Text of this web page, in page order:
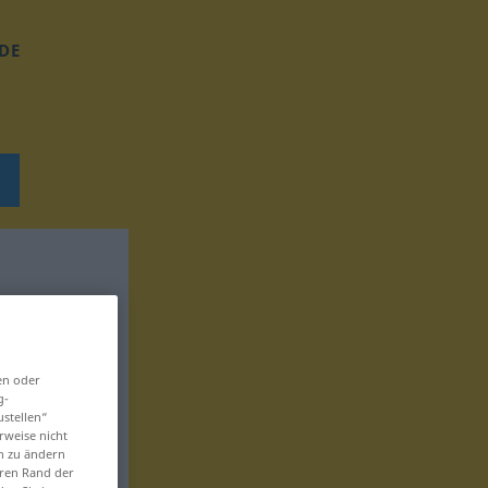
DE
oder
nicht
zu ändern
Rand der